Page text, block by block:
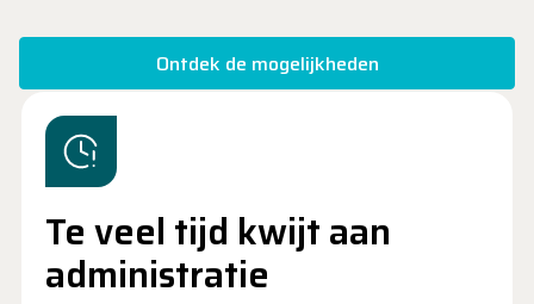
Ontdek de mogelijkheden
Te veel tijd kwijt aan
administratie